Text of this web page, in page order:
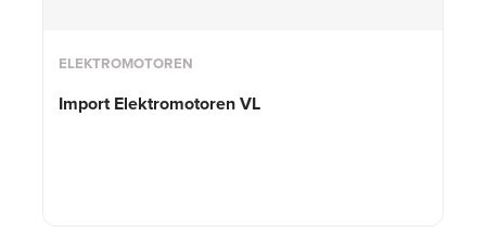
ELEKTROMOTOREN
Import Elektromotoren VL